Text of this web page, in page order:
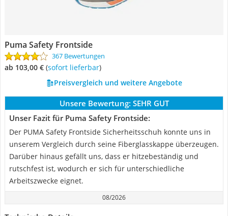
Puma Safety Frontside
367 Bewertungen
ab 103,00 € ( Sofort lieferbar)
Preisvergleich und weitere Angebote
Unsere Bewertung: SEHR GUT
Unser Fazit für Puma Safety Frontside:
Der PUMA Safety Frontside Sicherheitsschuh konnte uns in
unserem Vergleich durch seine Fiberglasskappe überzeugen.
Darüber hinaus gefällt uns, dass er hitzebeständig und
rutschfest ist, wodurch er sich für unterschiedliche
Arbeitszwecke eignet.
08/2026